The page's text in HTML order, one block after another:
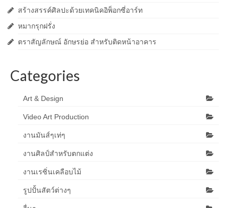
สร้างสรรค์ศิลปะด้วยเทคนิคอิพ็อกซี่อาร์ท
หมากรุกฝรั่ง
ตราสัญลักษณ์ อักษรย่อ สำหรับติดหน้าอาคาร
Categories
Art & Design
Video Art Production
งานมันส์ๆเท่ๆ
งานศิลป์สำหรับตกแต่ง
งานเรซิ่นเคลือบไม้
รูปปั้นสัตว์ต่างๆ